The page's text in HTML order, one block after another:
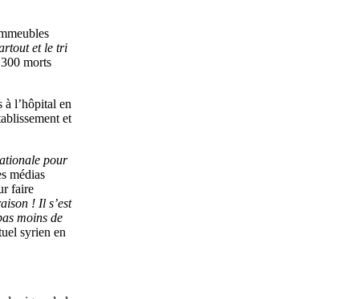
et le tri
morts
à l’hôpital en
et
pour
médias
faire
! Il s’est
moins de
syrien en